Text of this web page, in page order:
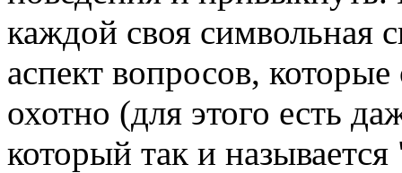
каждой своя символьная
аспект вопросов,
охотно (для этого есть
который так и